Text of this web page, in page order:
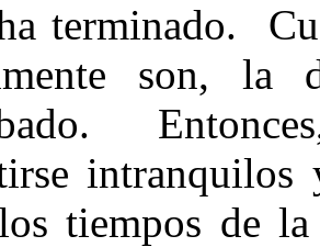
terminado.
son, la
tiempos de